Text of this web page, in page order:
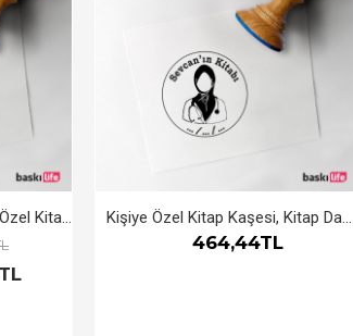
Fotoğraf Makinesi Kişiye Özel Kitap Kaşesi, Kitap Damgası, Kitap Mührü Kişiye Özel Kitap Kaşesi, Kitap Damgası, Kitap Mührü Tesettür Doktor
464,44TL